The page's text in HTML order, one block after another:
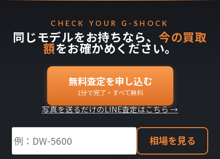
CHECK YOUR G-SHOCK
同じモデルをお持ちなら、 今の買取
額をお確かめください。
無料査定を申し込む
1分で完了・すべて無料
写真を送るだけのLINE査定はこちら →
相場を見る